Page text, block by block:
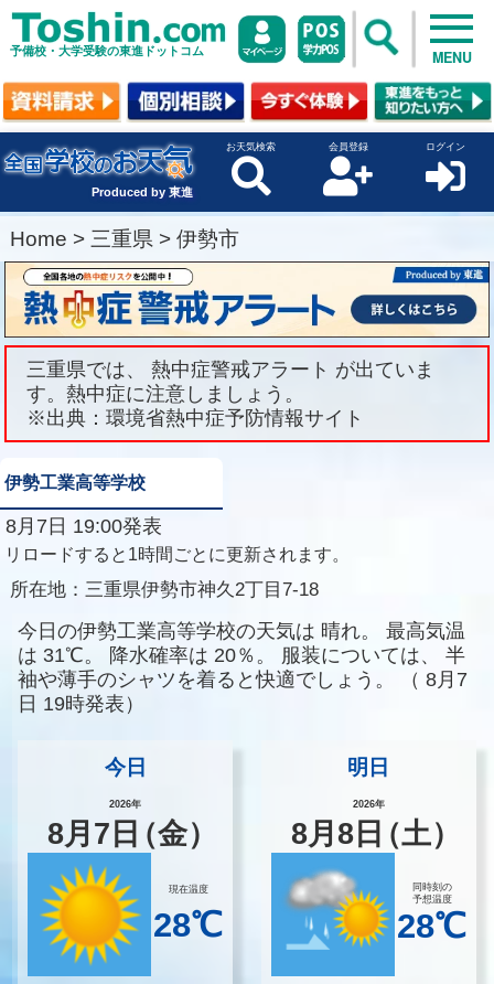
予備校・大学受験の東進ドットコム MENU
Produced by 東進
お天気検索 会員登録 ログイン
Home > 三重県 > 伊勢市
三重県では、 熱中症警戒アラート が出ていま
す。熱中症に注意しましょう。
※出典：環境省熱中症予防情報サイト
伊勢工業高等学校
8月7日 19:00発表
リロードすると1時間ごとに更新されます。
所在地： 三重県伊勢市神久2丁目7-18
今日の伊勢工業高等学校の天気は 晴れ。
最高気温
は 31℃。 降水確率は 20％。 服装については、
半
袖や薄手のシャツを着ると快適でしょう。
（ 8月7
日 19時発表）
今日
2026年
8月 7 日（金）
現在温度
28℃
明日
2026年
8月8 日（土）
同時刻の
予想温度
28℃